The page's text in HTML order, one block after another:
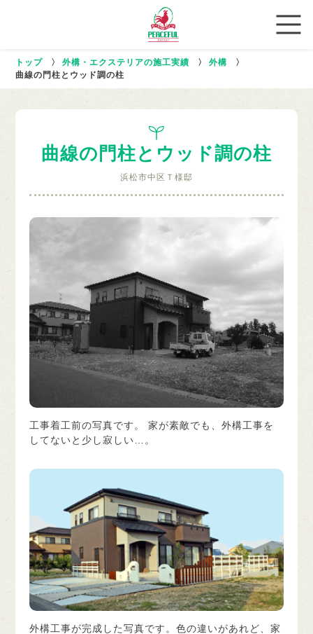
トップ 〉 外構・エクステリアの施工実績 〉 外構
〉
曲線の門柱とウッド調の柱
曲線の門柱とウッド調の柱
浜松市中区Ｔ様邸
工事着工前の写真です。 家が素敵でも、外構工事を
してないと少し寂しい…。
外構工事が完成した写真です。色の違いがあれど、家